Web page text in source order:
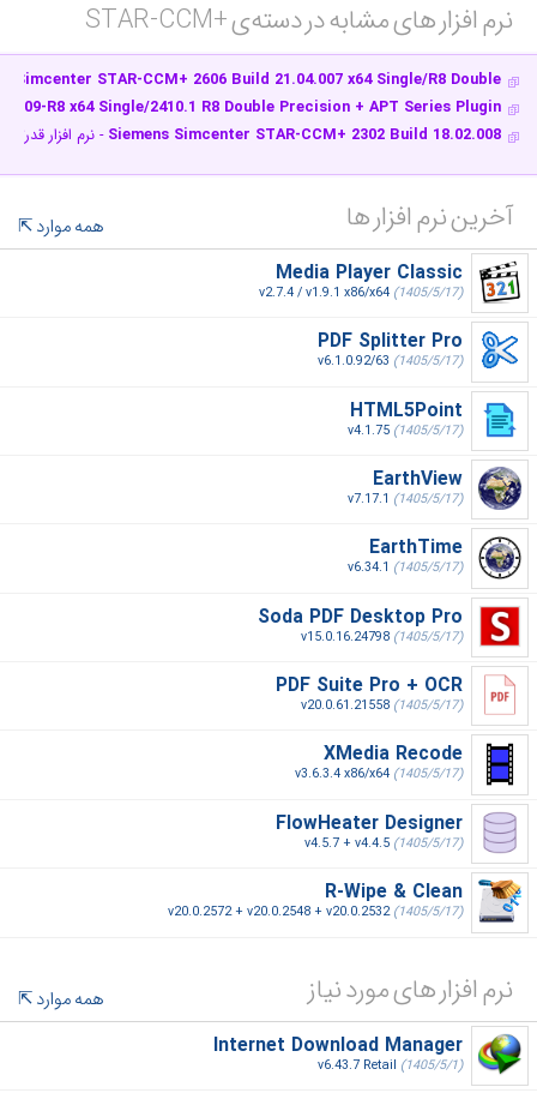
نرم افزار های مشابه در دسته‌ی‌ STAR-CCM+‎
Simcenter STAR-CCM+ 2606 Build 21.04.007 x64 Single/R8 Double
R8 x64 Single/2410.1 R8 Double Precision + APT Series Plugin…
Siemens Simcenter STAR-CCM+ 2302 Build 18.02.008 - نرم افزار
آخرین نرم افزار ها
همه موارد
Media Player Classic
v2.7.4 / v1.9.1 x86/x64 (1405/5/17)
PDF Splitter Pro
v6.1.0.92/63 (1405/5/17)
HTML5Point
v4.1.75 (1405/5/17)
EarthView
v7.17.1 (1405/5/17)
EarthTime
v6.34.1 (1405/5/17)
Soda PDF Desktop Pro
v15.0.16.24798 (1405/5/17)
PDF Suite Pro + OCR
v20.0.61.21558 (1405/5/17)
XMedia Recode
v3.6.3.4 x86/x64 (1405/5/17)
FlowHeater Designer
v4.5.7 + v4.4.5 (1405/5/17)
R-Wipe & Clean
v20.0.2572 + v20.0.2548 + v20.0.2532(1405/5/17)
نرم افزار های مورد نیاز
همه موارد
Internet Download Manager
v6.43.7 Retail (1405/5/1)